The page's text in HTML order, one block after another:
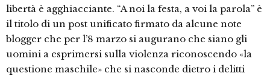
libertà è agghiacciante. “A noi la festa, a voi la parola” è
il titolo di un post unificato firmato da alcune note
blogger che per l’8 marzo si augurano che siano gli
uomini a esprimersi sulla violenza riconoscendo «la
questione maschile» che si nasconde dietro i delitti